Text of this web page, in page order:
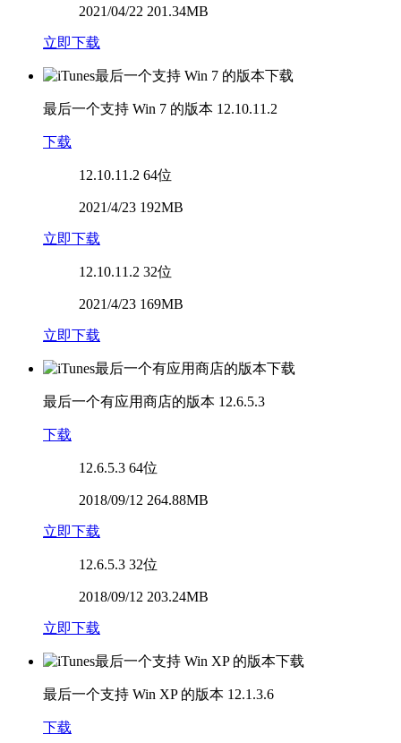
2021/04/22 201.34MB
立即下载
最后一个支持 Win 7 的版本 12.10.11.2
下载
12.10.11.2 64位
2021/4/23 192MB
立即下载
12.10.11.2 32位
2021/4/23 169MB
立即下载
最后一个有应用商店的版本 12.6.5.3
下载
12.6.5.3 64位
2018/09/12 264.88MB
立即下载
12.6.5.3 32位
2018/09/12 203.24MB
立即下载
最后一个支持 Win XP 的版本 12.1.3.6
下载